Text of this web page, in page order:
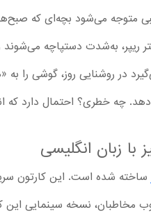
می‌شود بچه‌ای که
ریپر، به‌شدت دستپاچه
در روشنایی روز، گوشی را به
چه خطری؟ احتمال دارد که
با زبان انگلیسی
نسخه سینمایی این کارتون هم در